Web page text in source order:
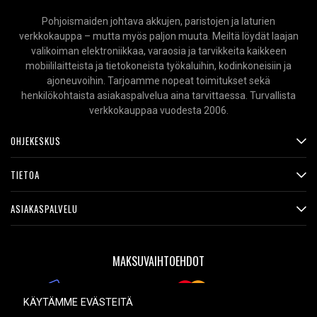
Merkki: SiGN
Ominaisuus: Pikalataus
Musta
22.5 W
Latausportti: USB-C
sopii:
Pohjoismaiden johtava akkujen, paristojen ja laturien
verkkokauppa – mutta myös paljon muuta. Meiltä löydät laajan
valikoiman elektroniikkaa, varaosia ja tarvikkeita kaikkeen
mobiililaitteista ja tietokoneista työkaluihin, kodinkoneisiin ja
ajoneuvoihin. Tarjoamme nopeat toimitukset sekä
henkilökohtaista asiakaspalvelua aina tarvittaessa. Turvallista
verkkokauppaa vuodesta 2006.
OHJEKESKUS
TIETOA
ASIAKASPALVELU
MAKSUVAIHTOEHDOT
KÄYTÄMME EVÄSTEITÄ